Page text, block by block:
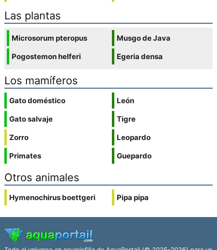
Las plantas
Microsorum pteropus
Pogostemon helferi
Musgo de Java
Egeria densa
Los mamíferos
Gato doméstico
Gato salvaje
Zorro
Primates
León
Tigre
Leopardo
Guepardo
Otros animales
Hymenochirus boettgeri Pipa pipa